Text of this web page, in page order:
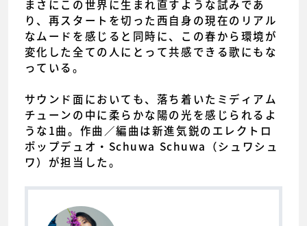
まさにこの世界に生まれ直すような試みであ
り、再スタートを切った西自身の現在のリアル
なムードを感じると同時に、この春から環境が
変化した全ての人にとって共感できる歌にもな
っている。
サウンド面においても、落ち着いたミディアム
チューンの中に柔らかな陽の光を感じられるよ
うな1曲。作曲／編曲は新進気鋭のエレクトロ
ポップデュオ・Schuwa Schuwa（シュワシュ
ワ）が担当した。